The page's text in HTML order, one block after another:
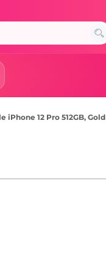
iPhone 12 Pro 512GB, Gold